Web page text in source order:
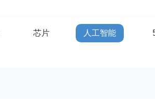
芯片 人工智能